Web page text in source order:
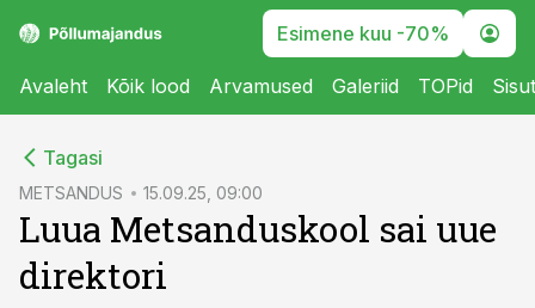
Esimene kuu -70%
Avaleht Kõik lood Arvamused Galeriid TOPid
Tagasi
METSANDUS 15.09.25, 09:00
Luua Metsanduskool sai uue
direktori